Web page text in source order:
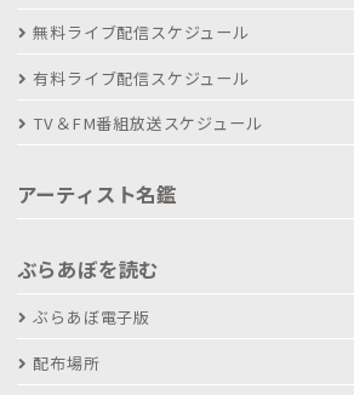
無料ライブ配信スケジュール
有料ライブ配信スケジュール
TV＆FM番組放送スケジュール
アーティスト名鑑
ぶらあぼを読む
ぶらあぼ電子版
配布場所